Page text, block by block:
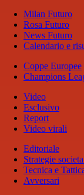
Milan Futuro
Rosa Futuro
News Futuro
Calendario e
Coppe Europee
Champions
Video
Esclusivo
Report
Video virali
Editoriale
Strategie
Tecnica e
Avversari